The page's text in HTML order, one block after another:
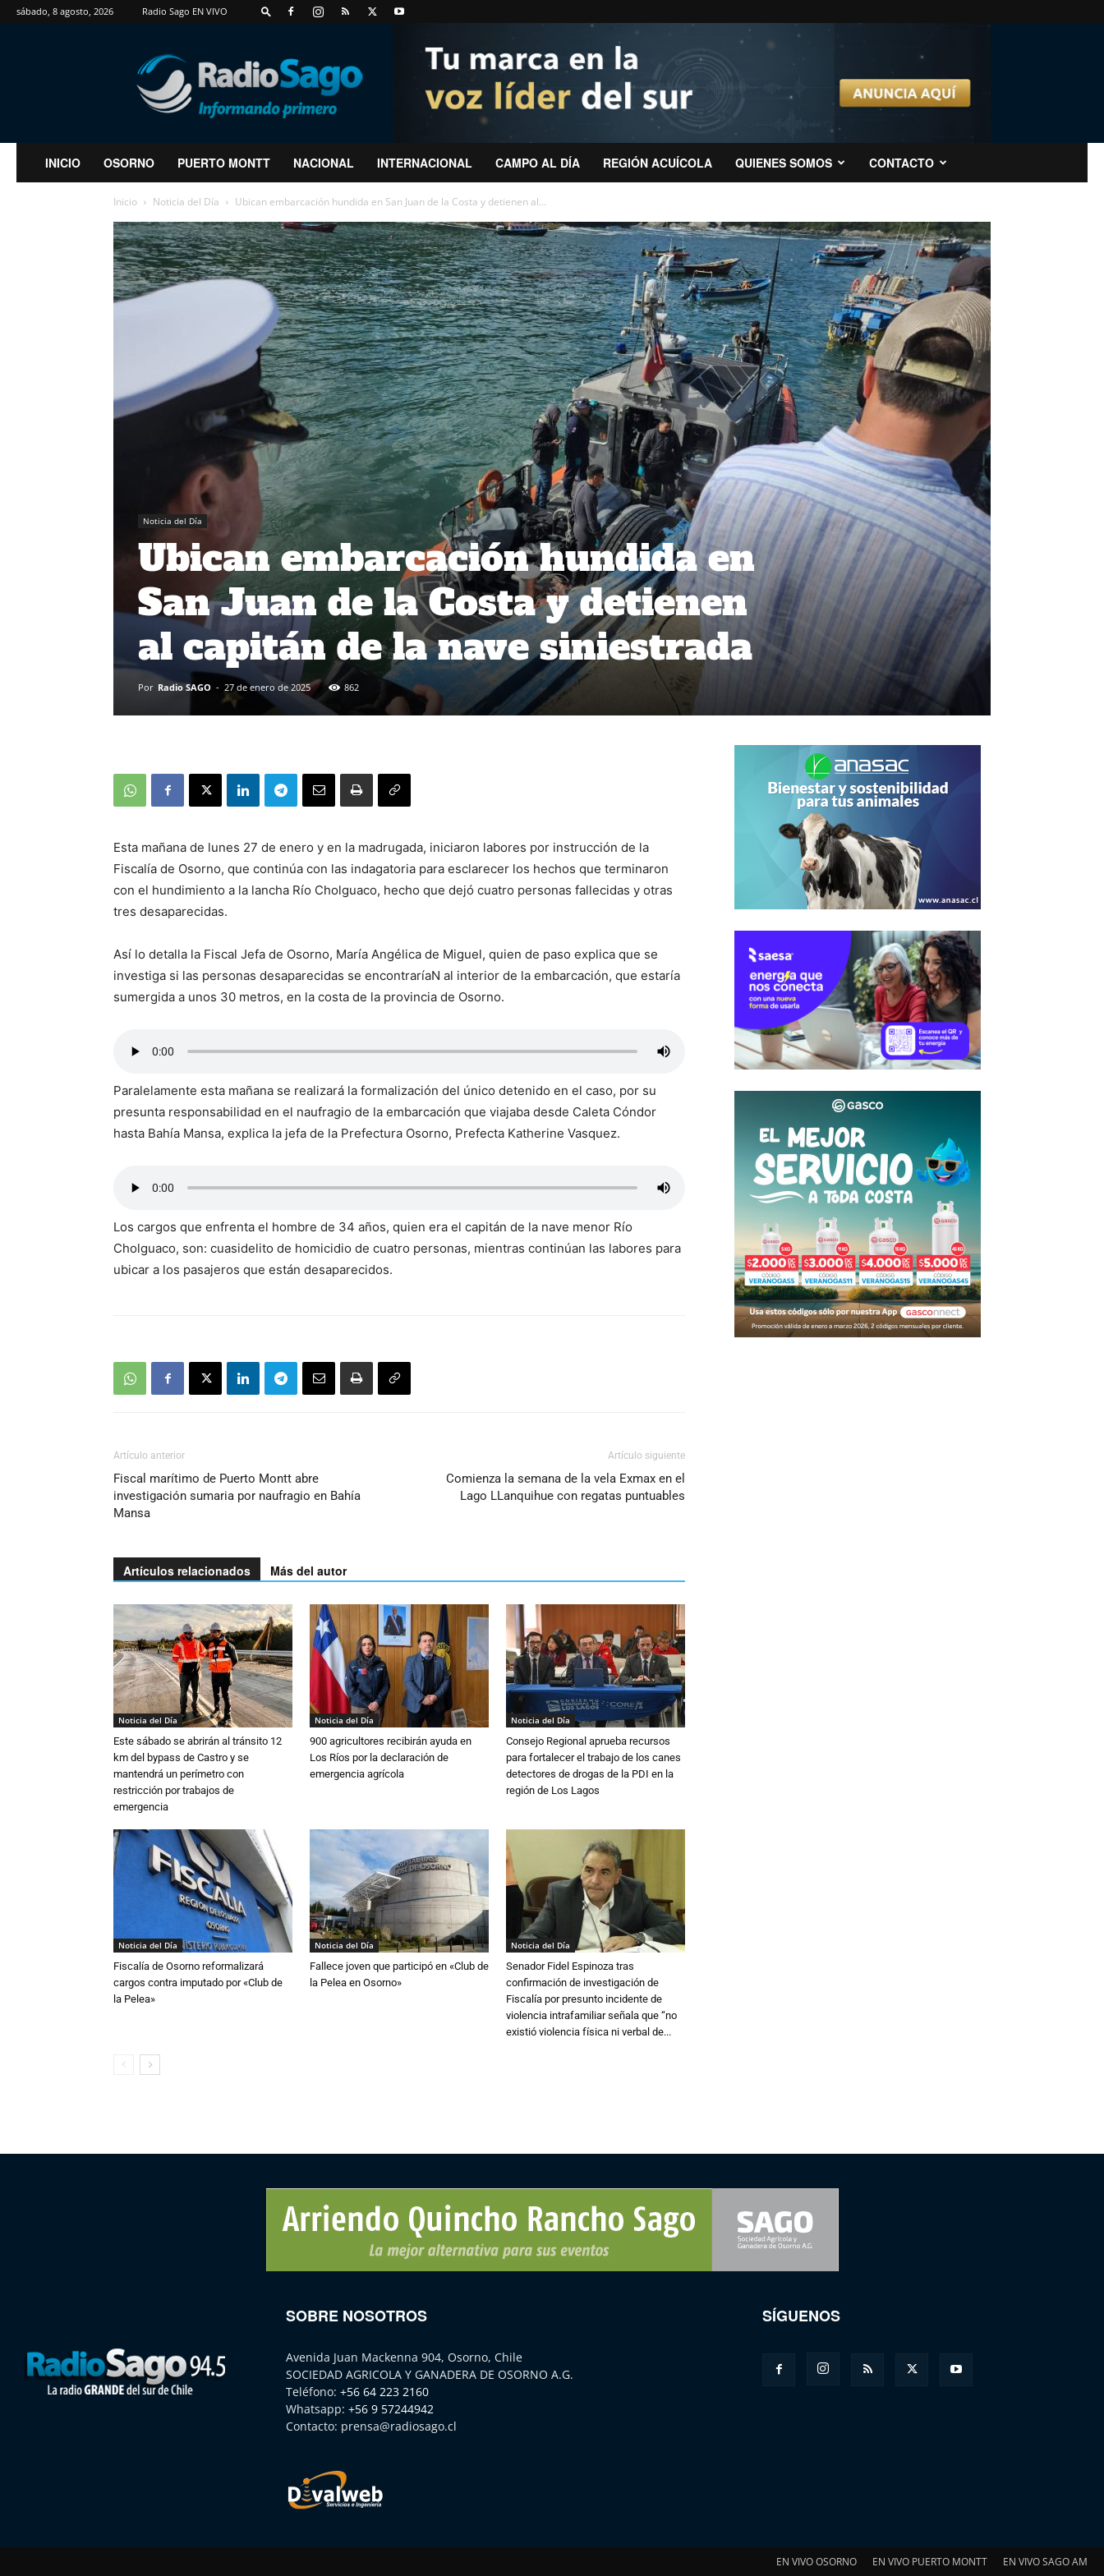
sábado, 8 agosto, 2026 Radio Sago EN VIVO
RadioSago
INICIO OSORNO PUERTO MONTT NACIONAL INTERNACIONAL CAMPO AL DÍA REGIÓN ACUÍCOLA QUIENES SOMOS CONTACTO
Inicio Noticia del Día Ubican embarcación hundida en San Juan de la Costa y detienen al...
Noticia del Día
Ubican embarcación hundida en
San Juan de la Costa y detienen
al capitán de la nave siniestrada
Por Radio SAGO - 27 de enero de 2025 862
Esta mañana de lunes 27 de enero y en la madrugada, iniciaron labores por instrucción de la
Fiscalía de Osorno, que continúa con las indagatoria para esclarecer los hechos que terminaron
con el hundimiento a la lancha Río Cholguaco, hecho que dejó cuatro personas fallecidas y otras
tres desaparecidas.
Así lo detalla la Fiscal Jefa de Osorno, María Angélica de Miguel, quien de paso explica que se
investiga si las personas desaparecidas se encontraríaN al interior de la embarcación, que estaría
sumergida a unos 30 metros, en la costa de la provincia de Osorno.
Paralelamente esta mañana se realizará la formalización del único detenido en el caso, por su
presunta responsabilidad en el naufragio de la embarcación que viajaba desde Caleta Cóndor
hasta Bahía Mansa, explica la jefa de la Prefectura Osorno, Prefecta Katherine Vasquez.
Los cargos que enfrenta el hombre de 34 años, quien era el capitán de la nave menor Río
Cholguaco, son: cuasidelito de homicidio de cuatro personas, mientras continúan las labores para
ubicar a los pasajeros que están desaparecidos.
Artículo anterior
Fiscal marítimo de Puerto Montt abre
investigación sumaria por naufragio en Bahía
Mansa
Artículo siguiente
Comienza la semana de la vela Exmax en el
Lago LLanquihue con regatas puntuables
Artículos relacionados Más del autor
Noticia del Día
Este sábado se abrirán al tránsito 12
km del bypass de Castro y se
mantendrá un perímetro con
restricción por trabajos de
emergencia
Noticia del Día
900 agricultores recibirán ayuda en
Los Ríos por la declaración de
emergencia agrícola
Noticia del Día
Consejo Regional aprueba recursos
para fortalecer el trabajo de los canes
detectores de drogas de la PDI en la
región de Los Lagos
Noticia del Día
Fiscalía de Osorno reformalizará
cargos contra imputado por «Club de
la Pelea»
Noticia del Día
Fallece joven que participó en «Club de
la Pelea en Osorno»
Noticia del Día
Senador Fidel Espinoza tras
confirmación de investigación de
Fiscalía por presunto incidente de
violencia intrafamiliar señala que “no
existió violencia física ni verbal de...
SOBRE NOSOTROS
Avenida Juan Mackenna 904, Osorno, Chile
SOCIEDAD AGRICOLA Y GANADERA DE OSORNO A.G.
Teléfono: +56 64 223 2160
Whatsapp: +56 9 57244942
Contacto: prensa@radiosago.cl
SÍGUENOS
EN VIVO OSORNO EN VIVO PUERTO MONTT EN VIVO SAGO AM